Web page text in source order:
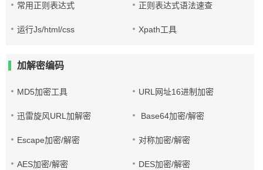
常用正则表达式 正则表达式语法速查
运行Js/html/css Xpath工具
加解密编码
MD5加密工具 URL网址16进制加密
迅雷旋风URL加解密 Base64加密/解密
Escape加密/解密 对称加密/解密
AES加密/解密 DES加密/解密